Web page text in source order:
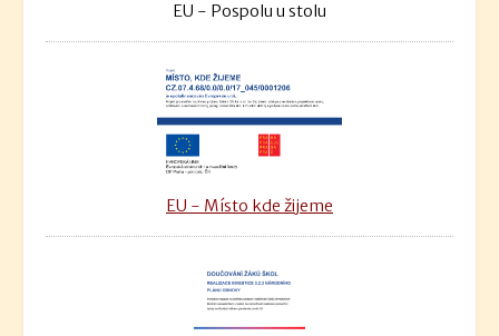
EU - Pospolu u stolu
EU - Místo kde žijeme